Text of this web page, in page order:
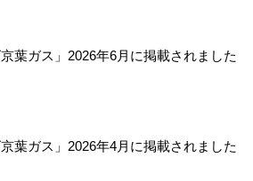
京葉ガス」2026年6月に掲載されました
京葉ガス」2026年4月に掲載されました